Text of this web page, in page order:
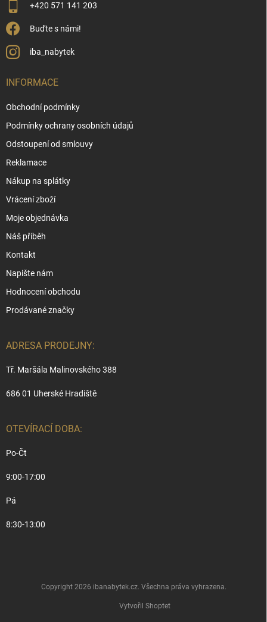
+420 571 141 203
Buďte s námi!
iba_nabytek
INFORMACE
Obchodní podmínky
Podmínky ochrany osobních údajů
Odstoupení od smlouvy
Reklamace
Nákup na splátky
Vrácení zboží
Moje objednávka
Náš příběh
Kontakt
Napište nám
Hodnocení obchodu
Prodávané značky
ADRESA PRODEJNY:
Tř. Maršála Malinovského 388
686 01 Uherské Hradiště
OTEVÍRACÍ DOBA:
Po-Čt
9:00-17:00
Pá
8:30-13:00
Vytvořil Shoptet
Copyright 2026 ibanabytek.cz. Všechna práva vyhrazena.